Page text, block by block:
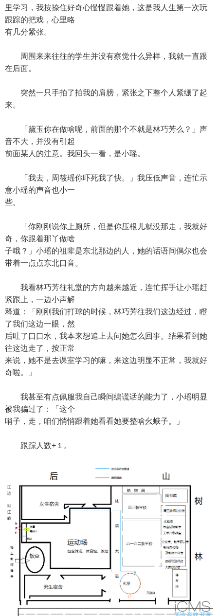
里学习，我按捺住好奇心慢慢跟着她，这是我人生第一次玩
跟踪的把戏，心里略
有几分紧张。
周围来来往往的学生并没有察觉什么异样，我就一直跟
在后面。
突然一只手拍了拍我的肩膀，紧张之下整个人紧绷了起
来。
「黛玉你在做啥呢，前面的那个不就是林巧芳么？」声
音不大，并没有引起
前面某人的注意。我回头一看，是小瑶。
「我去，周筱瑶你吓死我了快。」我压低声音，连忙示
意小瑶的声音也小一
些。
「你刚刚说你上厕所，但是你压根儿就没那走，我就好
奇，你跟着那丫做啥
子哦？」小瑶的祖辈是东北那边的人，她的话语间偶尔也会
带着一点点东北口音。
我看林巧芳往礼堂的方向越来越近，连忙挥手让小瑶赶
紧跟上，一边小声解
释道：「刚刚我们打球的时候，林巧芳往我们这边经过，瞪
了我们这边一眼，然
后吐了口口水，我本来想追上去问她怎么回事。结果看到她
往这边走了，按正常
来说，她不是去课室学习的嘛，来这边明显不正常，我就好
奇啦。」
我甚至有点佩服我自己瞬间编谎话的能力了，小瑶明显
被我骗过了：「这个
哨子，走，咱们悄悄跟着她看看她要整啥幺蛾子。」
跟踪人数+１。